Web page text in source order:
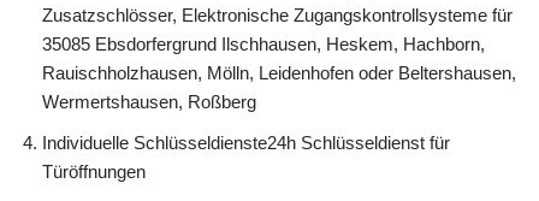
Zusatzschlösser, Elektronische Zugangskontrollsysteme für
35085 Ebsdorfergrund Ilschhausen, Heskem, Hachborn,
Rauischholzhausen, Mölln, Leidenhofen oder Beltershausen,
Wermertshausen, Roßberg
Individuelle Schlüsseldienste24h Schlüsseldienst für
Türöffnungen